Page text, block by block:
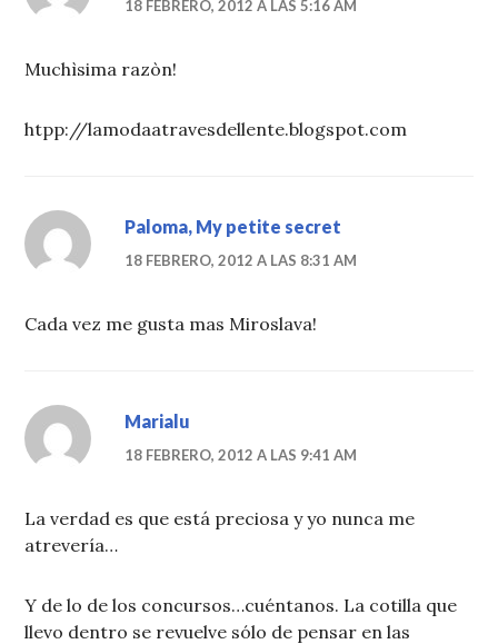
18 FEBRERO, 2012 A LAS 5:16 AM
Muchìsima razòn!
htpp://lamodaatravesdellente.blogspot.com
Paloma, My petite secret
18 FEBRERO, 2012 A LAS 8:31 AM
Cada vez me gusta mas Miroslava!
Marialu
18 FEBRERO, 2012 A LAS 9:41 AM
La verdad es que está preciosa y yo nunca me
atrevería…
Y de lo de los concursos…cuéntanos. La cotilla que
llevo dentro se revuelve sólo de pensar en las